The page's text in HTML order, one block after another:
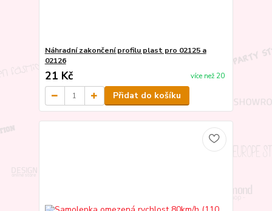
Náhradní zakončení profilu plast pro 02125 a
02126
21 Kč více než 20
Přidat do košíku